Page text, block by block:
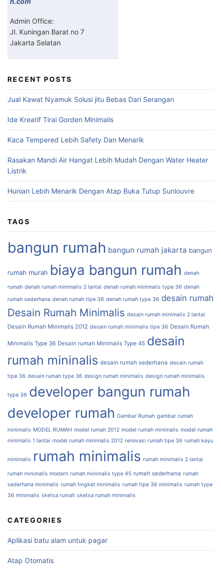
Admin Office:
Jl. Kuningan Barat no 7
Jakarta Selatan
RECENT POSTS
Jual Kawat Nyamuk Solusi jitu Bebas Dari Serangan
Ide Kreatif Tirai Gorden Minimalis
Kaca Tempered Lebih Safety Dan Menarik
Rasakan Mandi Air Hangat Lebih Mudah Dengan Water Heater
Listrik
Hunian Lebih Menarik Dengan Atap Buka Tutup Sunlouvre
TAGS
bangun rumah bangun rumah jakarta bangun
rumah murah biaya bangun rumah denah
rumah denah rumah minimalis 2 lantai denah rumah minimalis type 36 denah
rumah sederhana denah rumah tipe 36 denah rumah type 36 desain rumah
Desain Rumah Minimalis desain rumah minimalis 2 lantai
Desain Rumah Minimalis 2012 desain rumah minimalis tipe 36 Desain Rumah
Minimalis Type 36 Desain rumah Minimalis Type 45 desain
rumah mininalis desain rumah sederhana desain rumah
tipe 36 desain rumah type 36 design rumah minimalis design rumah minimalis
type 36 developer bangun rumah
developer rumah Gambar Rumah gambar rumah
minimalis MODEL RUMAH model rumah 2012 model rumah minimalis model rumah
minimalis 1 lantai model rumah minimalis 2012 renovasi rumah tipe 36 rumah kayu
minimalis rumah minimalis rumah minimalis 2 lantai
rumah minimalis modern rumah minimalis type 45 rumah sederhana rumah
sederhana minimalis rumah tingkat minimalis rumah tipe 36 minimalis rumah type
36 minimalis sketsa rumah sketsa rumah minimalis
CATEGORIES
Aplikasi batu alam untuk pagar
Atap Otomatis